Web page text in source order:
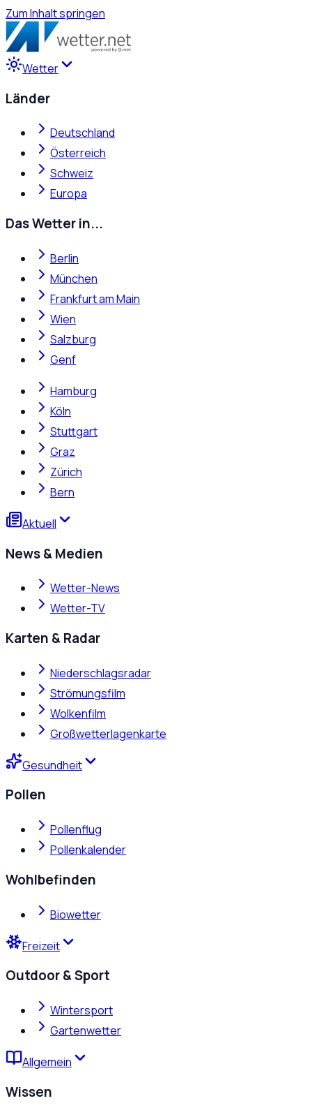
Zum Inhalt springen
Wetter
Länder
Deutschland
Österreich
Schweiz
Europa
Das Wetter in...
Berlin
München
Frankfurt am Main
Wien
Salzburg
Genf
Hamburg
Köln
Stuttgart
Graz
Zürich
Bern
Aktuell
News & Medien
Wetter-News
Wetter-TV
Karten & Radar
Niederschlagsradar
Strömungsfilm
Wolkenfilm
Großwetterlagenkarte
Gesundheit
Pollen
Pollenflug
Pollenkalender
Wohlbefinden
Biowetter
Freizeit
Outdoor & Sport
Wintersport
Gartenwetter
Allgemein
Wissen